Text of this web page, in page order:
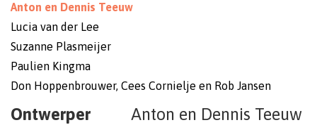
Anton en Dennis Teeuw
Lucia van der Lee
Suzanne Plasmeijer
Paulien Kingma
Don Hoppenbrouwer, Cees Cornielje en Rob Jansen
Ontwerper
Anton en Dennis Teeuw